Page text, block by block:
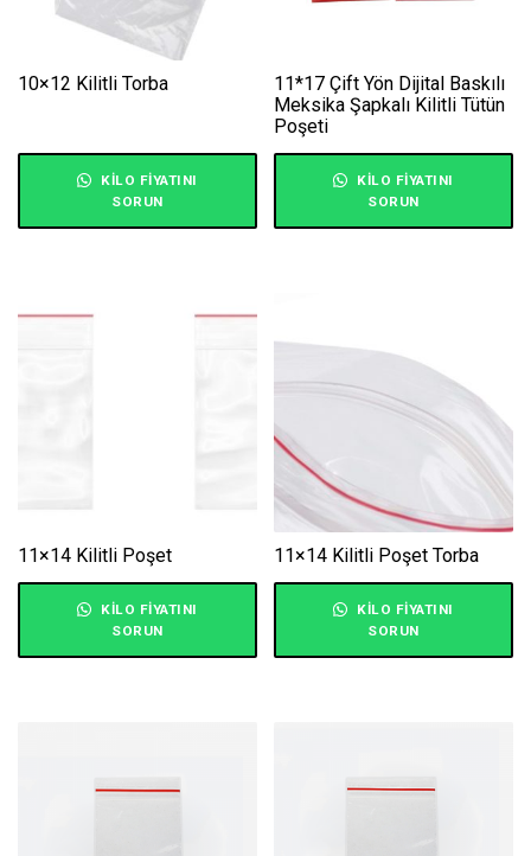
10×12 Kilitli Torba
KILO FIYATINI
SORUN
11*17 Çift Yön Dijital Baskılı
Meksika Şapkalı Kilitli Tütün
Poşeti
KILO FIYATINI
SORUN
11×14 Kilitli Poşet
KILO FIYATINI
SORUN
11×14 Kilitli Poşet Torba
KILO FIYATINI
SORUN